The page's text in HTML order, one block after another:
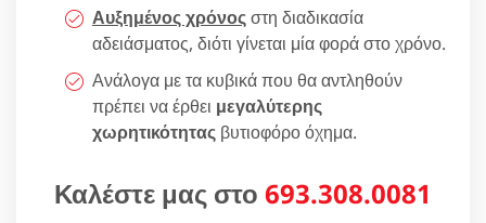
Αυξημένος χρόνοςστη διαδικασία
αδειάσματος, διότι γίνεται μία φορά στο χρόνο.
Ανάλογα με τα κυβικά που θα αντληθούν
πρέπει να έρθει μεγαλύτερης
χωρητικότητας βυτιοφόρο όχημα.
Καλέστε μας στο 693.308.0081